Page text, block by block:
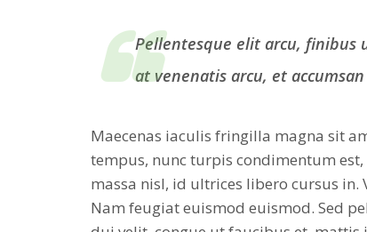
Pellentesque elit arcu, finibus
at venenatis arcu, et
Maecenas iaculis fringilla magna sit
tempus, nunc turpis condimentum
massa nisl, id ultrices libero cursus
Nam feugiat euismod euismod. Sed